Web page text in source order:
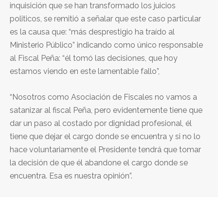
inquisición que se han transformado los juicios
politicos, se remitió a señalar que este caso particular
es la causa que: “más desprestigio ha traído al
Ministerio Público” indicando como único responsable
al Fiscal Peña: “él tomó las decisiones, que hoy
estamos viendo en este lamentable fallo”,
“Nosotros como Asociación de Fiscales no vamos a
satanizar al fiscal Peña, pero evidentemente tiene que
dar un paso al costado por dignidad profesional, él
tiene que dejar el cargo donde se encuentra y si no lo
hace voluntariamente el Presidente tendrá que tomar
la decisión de que él abandone el cargo donde se
encuentra. Esa es nuestra opinión”.